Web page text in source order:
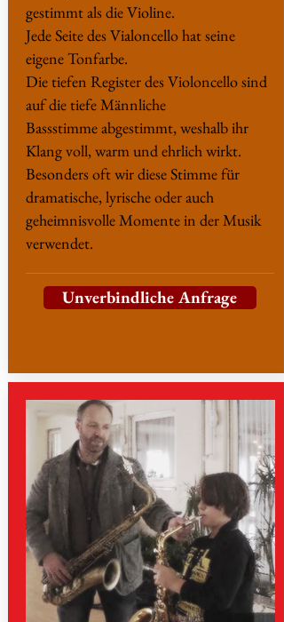
gestimmt als die Violine.
Jede Seite des Vialoncello hat seine
eigene Tonfarbe.
Die tiefen Register des Violoncello sind
auf die tiefe Männliche
Bassstimme abgestimmt, weshalb ihr
Klang voll, warm und ehrlich wirkt.
Besonders oft wir diese Stimme für
dramatische, lyrische oder auch
geheimnisvolle Momente in der Musik
verwendet.
Unverbindliche Anfrage